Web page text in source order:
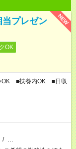
NEW
プレゼン
OK
OK ■扶養内OK ■日収
/ …